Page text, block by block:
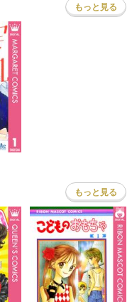
もっと見る
もっと見る